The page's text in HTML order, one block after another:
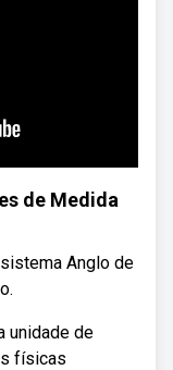
de Medida
Anglo de
unidade de
físicas